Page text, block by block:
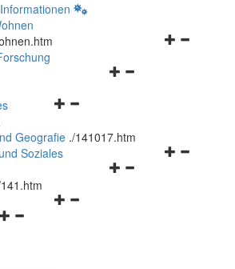
Navigationsmenü
Navigationsmenü
und
schließen
Geografie ./141017.htm
Navigationsmenü
Soziales
Navigationsmenü
Navigationsmenü